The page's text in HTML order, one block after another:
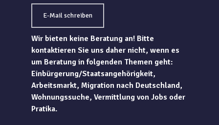
E-Mail schreiben
Wir bieten keine Beratung an! Bitte
kontaktieren Sie uns daher nicht, wenn es
um Beratung in folgenden Themen geht:
Einbürgerung/Staatsangehörigkeit,
Arbeitsmarkt, Migration nach Deutschland,
Wohnungssuche, Vermittlung von Jobs oder
Pratika.